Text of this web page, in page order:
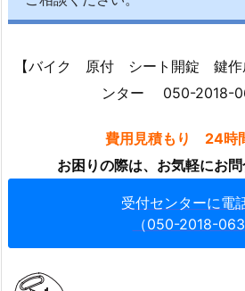
宗
屋
ッ
【バイク 原付 シート開錠 鍵
ンター 050-2018-
費用見積もり 24時
お困りの際は、お気軽にお問
受付センターに電
（050-2018-